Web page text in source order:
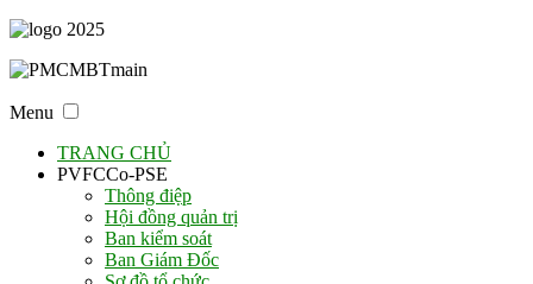
Menu
TRANG CHỦ
PVFCCo-PSE
Thông điệp
Hội đồng quản trị
Ban kiểm soát
Ban Giám Đốc